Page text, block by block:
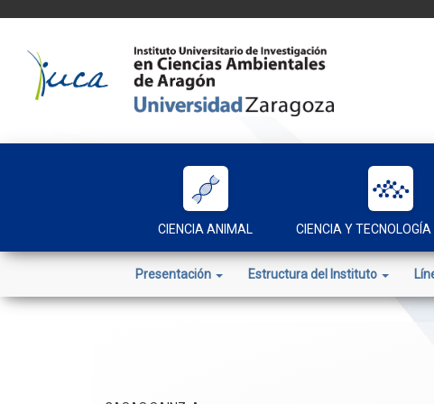
content
CIENCIA ANIMAL CIENCIA Y
Presentación Estructura del Instituto